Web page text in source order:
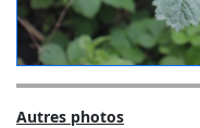
Autres photos